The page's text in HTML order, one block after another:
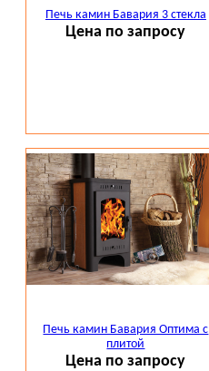
Печь камин Бавария 3 стекла
Цена по запросу
Печь камин Бавария Оптима с
плитой
Цена по запросу